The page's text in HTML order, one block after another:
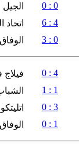
0 : 0
4 : 6
0 : 3
4 : 0
1 : 1
3 : 0
1 : 0